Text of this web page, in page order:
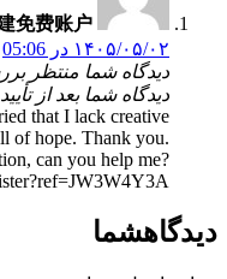
免费账户
۱۴۰۵/۰۵/۰۲ در 05:06
دیدگاه شما منتظر
دیدگاه شما بعد از
that I lack creative
of hope. Thank you.
can you help me?
دیدگاهشما